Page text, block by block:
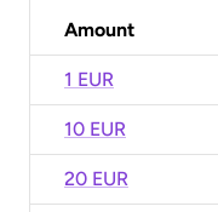
Amount
1 EUR
10 EUR
20 EUR